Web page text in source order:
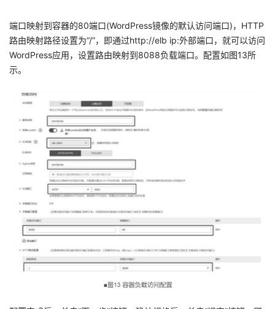
端口映射到容器的80端口(WordPress镜像的默认访问端口)，HTTP
路由映射路径设置为“/”，即通过http://elb ip:外部端口，就可以访问
WordPress应用，设置路由映射到8088负载端口。配置如图13所
示。